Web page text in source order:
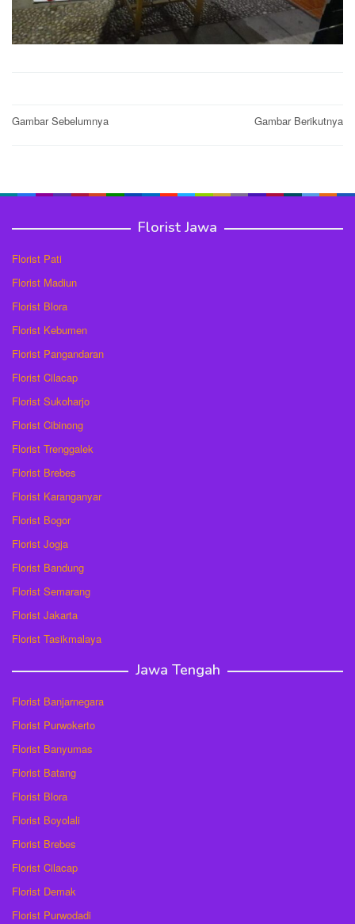
Post
Gambar Sebelumnya Gambar Berikutnya
Florist Jawa
Florist Pati
Florist Madiun
Florist Blora
Florist Kebumen
Florist Pangandaran
Florist Cilacap
Florist Sukoharjo
Florist Cibinong
Florist Trenggalek
Florist Brebes
Florist Karanganyar
Florist Bogor
Florist Jogja
Florist Bandung
Florist Semarang
Florist Jakarta
Florist Tasikmalaya
Jawa Tengah
Florist Banjarnegara
Florist Purwokerto
Florist Banyumas
Florist Batang
Florist Blora
Florist Boyolali
Florist Brebes
Florist Cilacap
Florist Demak
Florist Purwodadi